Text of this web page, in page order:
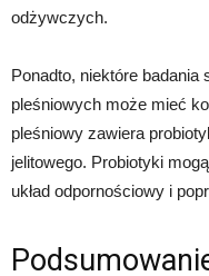
odżywczych.
Ponadto, niektóre
pleśniowych może mieć
pleśniowy zawiera
jelitowego. Probiotyki
układ odpornościowy i